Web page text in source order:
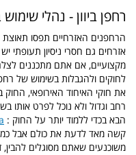
רחפן ביוון - נהלי שימוש
הרחפנים האזרחיים תפסו תאוצת
אזרחים גם חסרי ניסיון תעופתי
מקצועיים, אם אתם מתכננים
את חוקי האיחוד האירופאי,
רחב וגדול ולא נוכל לפרט אותו
הבא בכדי ללמוד יותר על החוק :
קשה מאד לדעת את כולם אבל
משוכנעים שאתם מסוגלים להבין,